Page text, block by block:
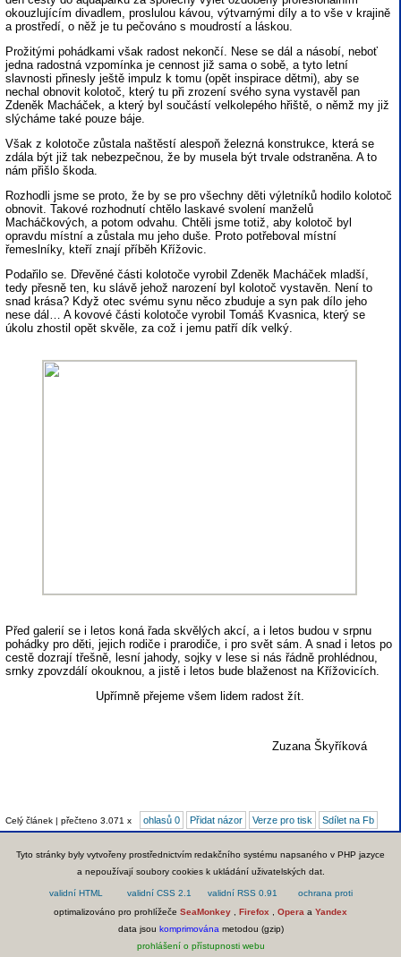
okouzlujícím divadlem, proslulou kávou, výtvarnými díly a to vše v krajině
a prostředí, o něž je tu pečováno s moudrostí a láskou.
Prožitými pohádkami však radost nekončí. Nese se dál a násobí, neboť
jedna radostná vzpomínka je cennost již sama o sobě, a tyto letní
slavnosti přinesly ještě impulz k tomu (opět inspirace dětmi), aby se
nechal obnovit kolotoč, který tu při zrození svého syna vystavěl pan
Zdeněk Macháček, a který byl součástí velkolepého hřiště, o němž my již
slýcháme také pouze báje.
Však z kolotoče zůstala naštěstí alespoň železná konstrukce, která se
zdála být již tak nebezpečnou, že by musela být trvale odstraněna. A to
nám přišlo škoda.
Rozhodli jsme se proto, že by se pro všechny děti výletníků hodilo kolotoč
obnovit. Takové rozhodnutí chtělo laskavé svolení manželů
Macháčkových, a potom odvahu. Chtěli jsme totiž, aby kolotoč byl
opravdu místní a zůstala mu jeho duše. Proto potřeboval místní
řemeslníky, kteří znají příběh Křížovic.
Podařilo se. Dřevěné části kolotoče vyrobil Zdeněk Macháček mladší,
tedy přesně ten, ku slávě jehož narození byl kolotoč vystavěn. Není to
snad krása? Když otec svému synu něco zbuduje a syn pak dílo jeho
nese dál… A kovové části kolotoče vyrobil Tomáš Kvasnica, který se
úkolu zhostil opět skvěle, za což i jemu patří dík velký.
Před galerií se i letos koná řada skvělých akcí, a i letos budou v srpnu
pohádky pro děti, jejich rodiče i prarodiče, i pro svět sám. A snad i letos po
cestě dozrají třešně, lesní jahody, sojky v lese si nás řádně prohlédnou,
srnky zpovzdálí okouknou, a jistě i letos bude blaženost na Křížovicích.
Upřímně přejeme všem lidem radost žít.
Zuzana Škyříková
Celý článek | přečteno 3.071 x ohlasů 0 Přidat názor Verze pro tisk Sdílet na Fb
Tyto stránky byly vytvořeny prostřednictvím redakčního systému napsaného v PHP jazyce
a nepoužívají soubory cookies k ukládání uživatelských dat.
optimalizováno pro prohlížeče SeaMonkey Firefox Opera a Yandex
data jsou komprimována metodou (gzip)
prohlášení o přístupnosti webu